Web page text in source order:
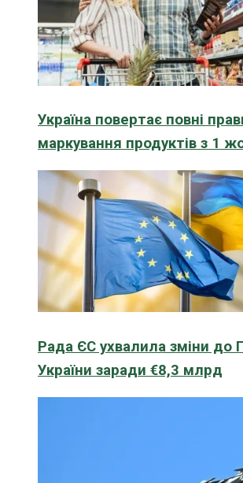
Україна повертає повні
маркування продуктів з 1
Рада ЄС ухвалила зміни до
України заради €8,3 млрд